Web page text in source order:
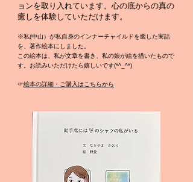
ョンを取り入れています。心の底からの真の
癒しを体験していただけます。
※私(中山）が私自身のインナーチャイルドを癒した実話
を、著作絵本にしました。
この絵本は、私が文章を書き、私の娘が絵を描いたもので
す。お読みいただけたら嬉しいです(*^_^*)
☞絵本の詳細・ご購入はこちらから